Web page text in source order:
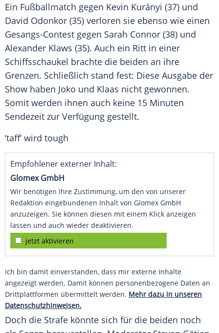
Ein Fußballmatch gegen Kevin Kurányi (37) und
David Odonkor (35) verloren sie ebenso wie einen
Gesangs-Contest gegen Sarah Connor (38) und
Alexander Klaws (35). Auch ein Ritt in einer
Schiffsschaukel brachte die beiden an ihre
Grenzen. Schließlich stand fest: Diese Ausgabe der
Show haben Joko und Klaas nicht gewonnen.
Somit werden ihnen auch keine 15 Minuten
Sendezeit zur Verfügung gestellt.
‘taff’ wird tough
Empfohlener externer Inhalt:
Glomex GmbH
Wir benötigen Ihre Zustimmung, um den von unserer
Redaktion eingebundenen Inhalt von Glomex GmbH
anzuzeigen. Sie können diesen mit einem Klick anzeigen
lassen und auch wieder deaktivieren.
jetzt aktivieren
Ich bin damit einverstanden, dass mir externe Inhalte
angezeigt werden. Damit können personenbezogene Daten an
Drittplattformen übermittelt werden. Mehr dazu in unseren
Datenschutzhinweisen.
Doch die Strafe könnte sich für die beiden noch